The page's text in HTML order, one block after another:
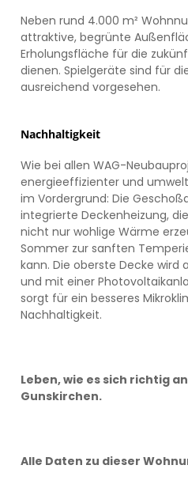
Neben rund 4.000 m²
attraktive, begrünte
Erholungsfläche für die
dienen. Spielgeräte sind für
ausreichend vorgesehen.
Nachhaltigkeit
Wie bei allen WAG-
energieeffizienter und
im Vordergrund: Die
integrierte Deckenheizung,
nicht nur wohlige Wärme
Sommer zur sanften
kann. Die oberste Decke wird
und mit einer
sorgt für ein besseres
Nachhaltigkeit.
Leben, wie es sich richtig
Gunskirchen.
Alle Daten zu dieser